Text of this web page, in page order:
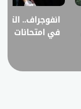
انفوجراف..
في امتحانات